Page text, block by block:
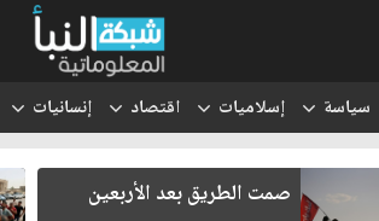
سياسة إسلاميات اقتصاد إنسانيات
صمت الطريق بعد الأربعين